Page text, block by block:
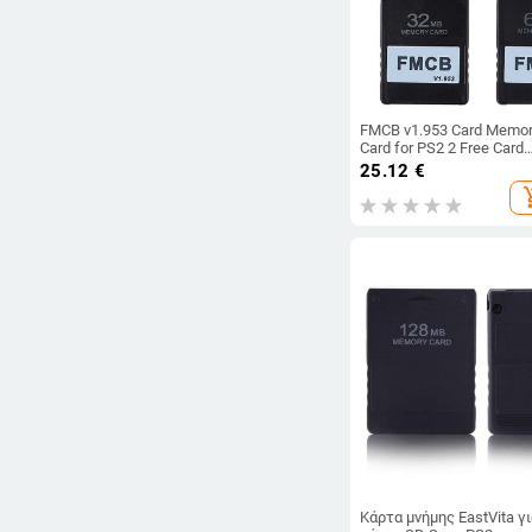
FMCB v1.953 Card
Card for PS2 2 Free Card
McBoot 8MB 16MB 32MB
Programme
25.12 €
Κάρτα μνήμης EastVita